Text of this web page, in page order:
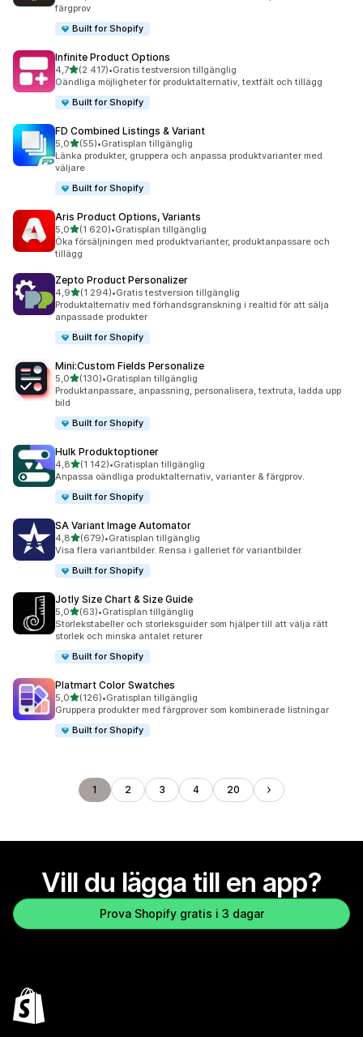
färgprov
Built for Shopify
Infinite Product Options
4,7av 5 stjärnor
(2 417)
2417 recensioner totalt
•Gratis testversion tillgänglig
Oändliga möjligheter för produktalternativ, textfält och tillägg
Built for Shopify
FD Combined Listings & Variant
5,0av 5 stjärnor
(55)
55 recensioner totalt
•Gratisplan tillgänglig
Länka produkter, gruppera och anpassa produktvarianter med
väljare
Built for Shopify
Aris Product Options, Variants
5,0av 5 stjärnor
(1 620)
1620 recensioner totalt
•Gratisplan tillgänglig
Öka försäljningen med produktvarianter, produktanpassare och
tillägg
Zepto Product Personalizer
4,9av 5 stjärnor
(1 294)
1294 recensioner totalt
•Gratis testversion tillgänglig
Produktalternativ med förhandsgranskning i realtid för att sälja
anpassade produkter
Built for Shopify
Mini:Custom Fields Personalize
5,0av 5 stjärnor
(130)
130 recensioner totalt
•Gratisplan tillgänglig
Produktanpassare, anpassning, personalisera, textruta, ladda upp
bild
Built for Shopify
Hulk Produktoptioner
4,8av 5 stjärnor
(1 142)
1142 recensioner totalt
•Gratisplan tillgänglig
Anpassa oändliga produktalternativ, varianter & färgprov.
Built for Shopify
SA Variant Image Automator
4,8av 5 stjärnor
(679)
679 recensioner totalt
•Gratisplan tillgänglig
Visa flera variantbilder. Rensa i galleriet för variantbilder.
Built for Shopify
Jotly Size Chart & Size Guide
5,0av 5 stjärnor
(63)
63 recensioner totalt
•Gratisplan tillgänglig
Storlekstabeller och storleksguider som hjälper till att välja rätt
storlek och minska antalet returer
Built for Shopify
Platmart Color Swatches
5,0av 5 stjärnor
(126)
126 recensioner totalt
•Gratisplan tillgänglig
Gruppera produkter med färgprover som kombinerade listningar
Built for Shopify
1 2 3 4 20
Vill du lägga till en app?
Prova Shopify gratis i 3 dagar